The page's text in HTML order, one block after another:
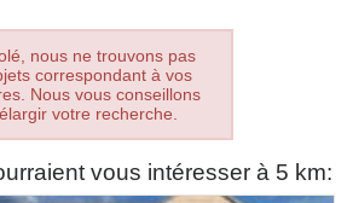
nous ne trouvons pas
correspondant à vos
Nous vous conseillons
votre recherche.
vous intéresser à 5 km: